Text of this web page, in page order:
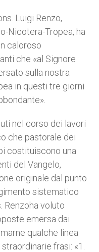
Luigi Renzo,
Nicotera-Tropea, ha
caloroso
che «al Signore
sulla nostra
in questi tre giorni
nel corso dei lavori
che pastorale dei
costituiscono una
del Vangelo,
originale dal punto
sistematico
Renzoha voluto
emersa dai
qualche linea
frasi: «1.